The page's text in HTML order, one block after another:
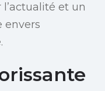
et un
envers